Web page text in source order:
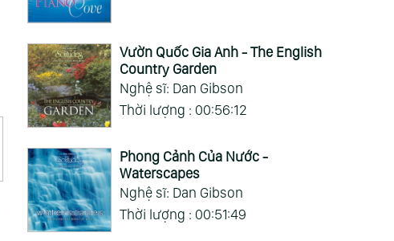
Vườn Quốc Gia Anh - The English
Country Garden
Nghệ sĩ: Dan Gibson
Thời lượng : 00:56:12
Phong Cảnh Của Nước -
Waterscapes
Nghệ sĩ: Dan Gibson
Thời lượng : 00:51:49